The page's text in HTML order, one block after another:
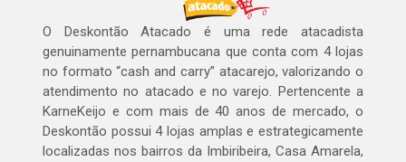
O Deskontão Atacado é uma rede atacadista
genuinamente pernambucana que conta com 4 lojas
no formato “cash and carry” atacarejo, valorizando o
atendimento no atacado e no varejo. Pertencente a
KarneKeijo e com mais de 40 anos de mercado, o
Deskontão possui 4 lojas amplas e estrategicamente
localizadas nos bairros da Imbiribeira, Casa Amarela,